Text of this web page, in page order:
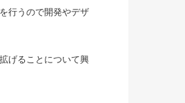
行うので開発やデザ
げることについて興